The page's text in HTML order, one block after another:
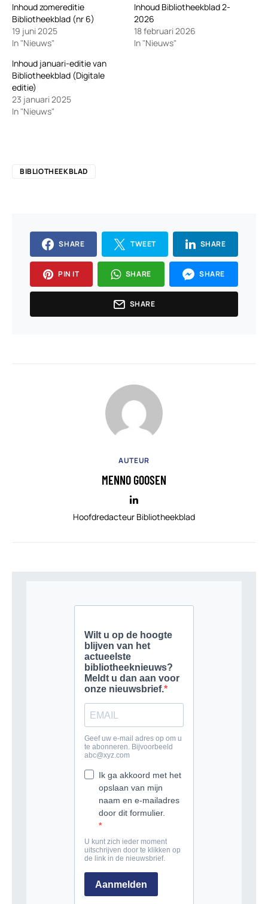
Inhoud zomereditie
Bibliotheekblad (nr 6)
19 juni 2025
In "Nieuws"
Inhoud Bibliotheekblad 2-
2026
18 februari 2026
In "Nieuws"
Inhoud januari-editie van
Bibliotheekblad (Digitale
editie)
23 januari 2025
In "Nieuws"
BIBLIOTHEEKBLAD
SHARE TWEET SHARE
PIN IT SHARE SHARE
SHARE
AUTEUR
MENNO GOOSEN
Hoofdredacteur Bibliotheekblad